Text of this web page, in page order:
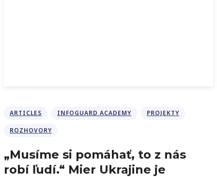
ARTICLES INFOGUARD ACADEMY PROJEKTY
ROZHOVORY
„Musíme si pomáhať, to z nás
robí ľudí.“ Mier Ukrajine je